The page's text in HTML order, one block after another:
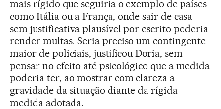
mais rígido que seguiria o exemplo de países
como Itália ou a França, onde sair de casa
sem justificativa plausível por escrito poderia
render multas. Seria preciso um contingente
maior de policiais, justificou Doria, sem
pensar no efeito até psicológico que a medida
poderia ter, ao mostrar com clareza a
gravidade da situação diante da rígida
medida adotada.